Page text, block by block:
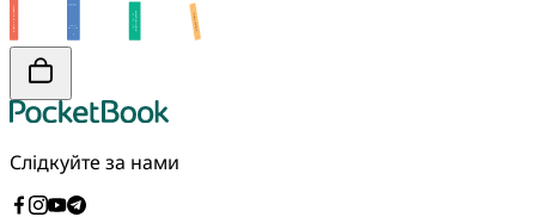
Слідкуйте за нами